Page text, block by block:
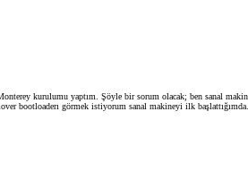
kurulumu yaptım. Şöyle bir sorum olacak; ben sanal
bootloaderı görmek istiyorum sanal makineyi ilk